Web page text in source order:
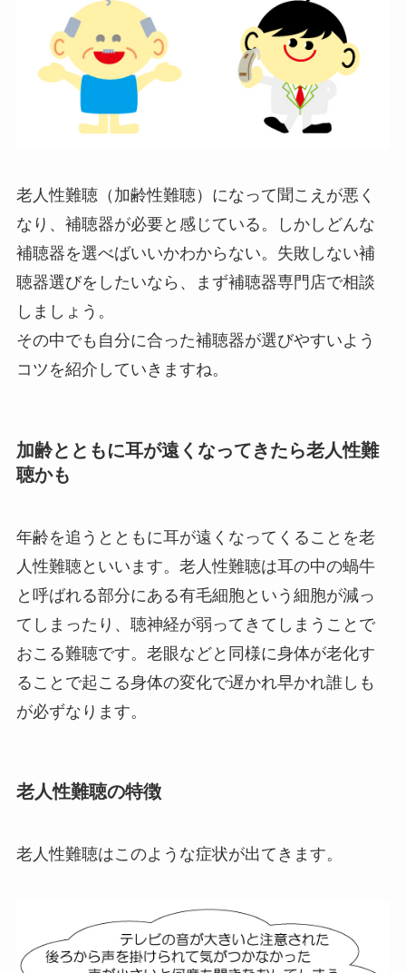
老人性難聴（加齢性難聴）になって聞こえが悪く
なり、補聴器が必要と感じている。しかしどんな
補聴器を選べばいいかわからない。失敗しない補
聴器選びをしたいなら、まず補聴器専門店で相談
しましょう。
その中でも自分に合った補聴器が選びやすいよう
コツを紹介していきますね。
加齢とともに耳が遠くなってきたら老人性難
聴かも
年齢を追うとともに耳が遠くなってくることを老
人性難聴といいます。老人性難聴は耳の中の蝸牛
と呼ばれる部分にある有毛細胞という細胞が減っ
てしまったり、聴神経が弱ってきてしまうことで
おこる難聴です。老眼などと同様に身体が老化す
ることで起こる身体の変化で遅かれ早かれ誰しも
が必ずなります。
老人性難聴の特徴
老人性難聴はこのような症状が出てきます。